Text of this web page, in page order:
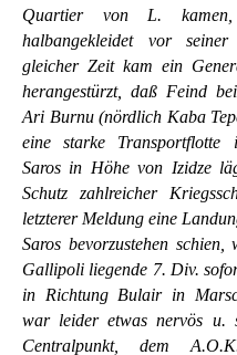
Quartier von L.
halbangekleidet vor
gleicher Zeit kam ein
herangestürzt, daß Feind
Ari Burnu (nördlich Kaba
eine starke
Saros in Höhe von Izidze
Schutz zahlreicher
letzterer Meldung eine
Saros bevorzustehen schien,
Gallipoli liegende 7. Div.
in Richtung Bulair in
war leider etwas nervös u.
Centralpunkt, dem